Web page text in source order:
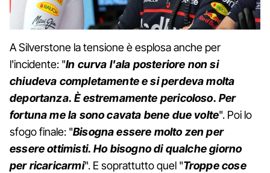
A Silverstone la tensione è esplosa anche per
l'incidente: "In curva l'ala posteriore non si
chiudeva completamente e si perdeva molta
deportanza. È estremamente pericoloso. Per
fortuna me la sono cavata bene due volte". Poi lo
sfogo finale: "Bisogna essere molto zen per
essere ottimisti. Ho bisogno di qualche giorno
per ricaricarmi". E soprattutto quel "Troppe cose